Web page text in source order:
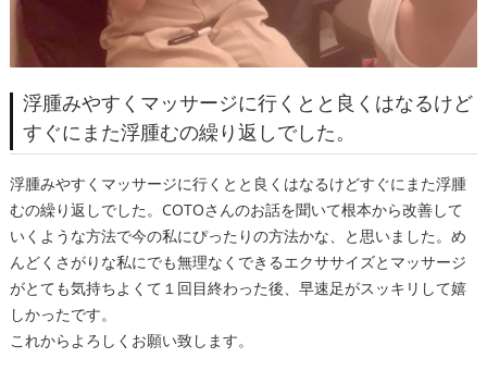
浮腫みやすくマッサージに行くとと良くはなるけど
すぐにまた浮腫むの繰り返しでした。
浮腫みやすくマッサージに行くとと良くはなるけどすぐにまた浮腫
むの繰り返しでした。COTOさんのお話を聞いて根本から改善して
いくような方法で今の私にぴったりの方法かな、と思いました。め
んどくさがりな私にでも無理なくできるエクササイズとマッサージ
がとても気持ちよくて１回目終わった後、早速足がスッキリして嬉
しかったです。
これからよろしくお願い致します。